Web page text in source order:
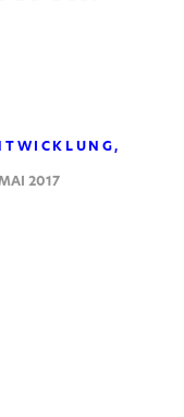
2017